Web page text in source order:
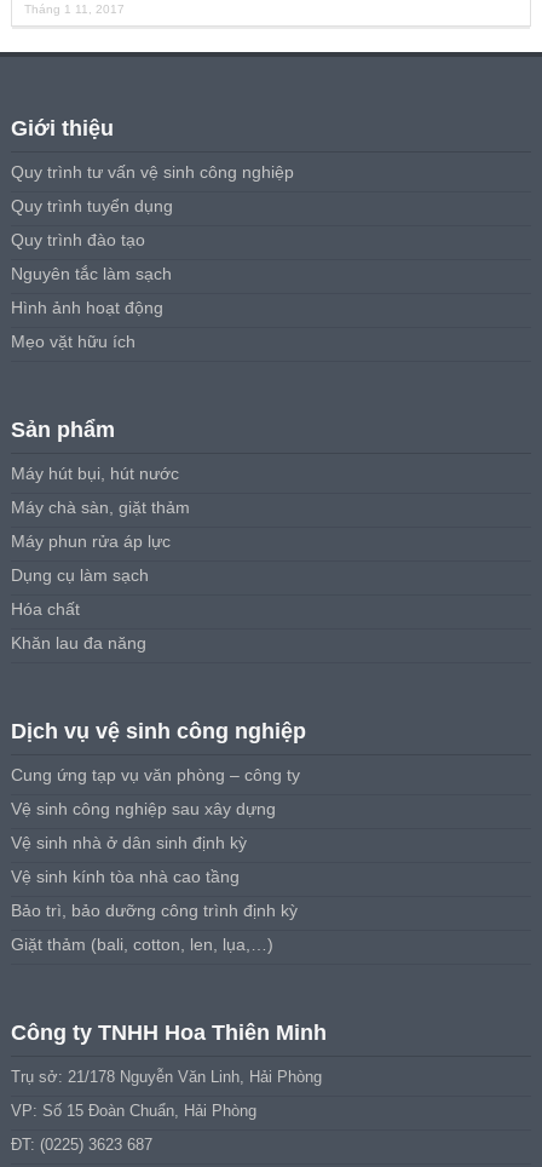
Tháng 1 11, 2017
Giới thiệu
Quy trình tư vấn vệ sinh công nghiệp
Quy trình tuyển dụng
Quy trình đào tạo
Nguyên tắc làm sạch
Hình ảnh hoạt động
Mẹo vặt hữu ích
Sản phẩm
Máy hút bụi, hút nước
Máy chà sàn, giặt thảm
Máy phun rửa áp lực
Dụng cụ làm sạch
Hóa chất
Khăn lau đa năng
Dịch vụ vệ sinh công nghiệp
Cung ứng tạp vụ văn phòng – công ty
Vệ sinh công nghiệp sau xây dựng
Vệ sinh nhà ở dân sinh định kỳ
Vệ sinh kính tòa nhà cao tầng
Bảo trì, bảo dưỡng công trình định kỳ
Giặt thảm (bali, cotton, len, lụa,…)
Công ty TNHH Hoa Thiên Minh
Trụ sở: 21/178 Nguyễn Văn Linh, Hải Phòng
VP: Số 15 Đoàn Chuẩn, Hải Phòng
ĐT: (0225) 3623 687